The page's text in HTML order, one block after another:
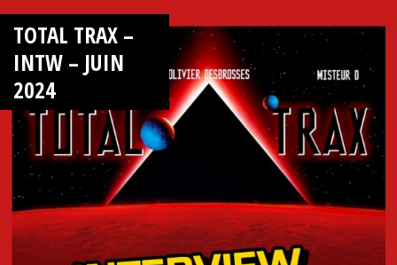
TOTAL TRAX –
INTW – JUIN
2024